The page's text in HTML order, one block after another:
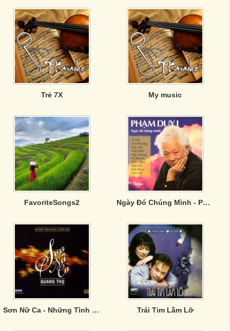
Trẻ 7X My music
FavoriteSongs2 Ngày Đó Chúng Mình - Phạm Duy I
Sơn Nữ Ca - Những Tình Khúc Muôn Đời Trái Tim Lầm Lỡ